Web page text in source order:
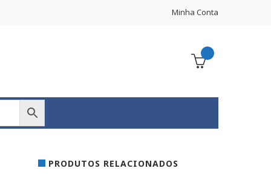
Minha Conta
PRODUTOS RELACIONADOS